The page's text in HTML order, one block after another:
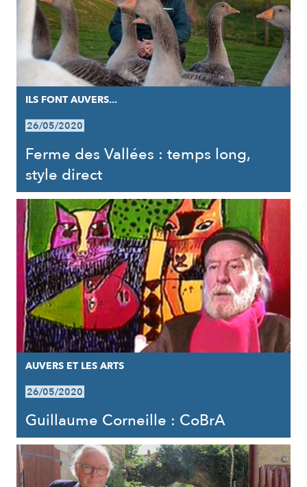
ILS FONT AUVERS...
26/05/2020
Ferme des Vallées : temps long,
style direct
AUVERS ET LES ARTS
26/05/2020
Guillaume Corneille : CoBrA